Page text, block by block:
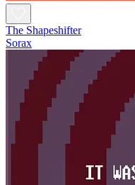
The Shapeshifter
Sorax